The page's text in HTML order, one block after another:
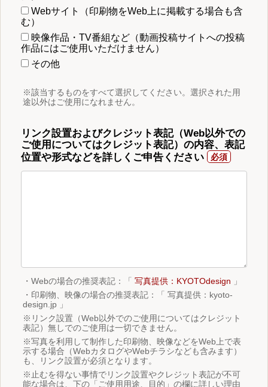
Webサイト（印刷物をWeb上に掲載する場合も含
む）
映像作品・TV番組など（動画投稿サイトへの投稿
作品にはご使用いただけません）
その他
※該当するものをすべて選択してください。選択された用
途以外はご使用になれません。
リンク設置およびクレジット表記（Web以外での
ご使用についてはクレジット表記）の内容、表記
位置や形式などを詳しくご申告ください
・Webの場合の推奨表記：「 写真提供：KYOTOdesign 」
・印刷物、映像の場合の推奨表記：「 写真提供：kyoto-
design.jp 」
※リンク設置（Web以外でのご使用についてはクレジット
表記）無しでのご使用は一切できません。
※写真を利用して制作した印刷物、映像などをWeb上で表
示する場合（WebカタログやWebチラシなども含みます）
も、リンク設置が必須となります。
※止むを得ない事情でリンク設置やクレジット表記が不可
能な場合は、下の「ご使用用途、目的」の欄に詳しい理由